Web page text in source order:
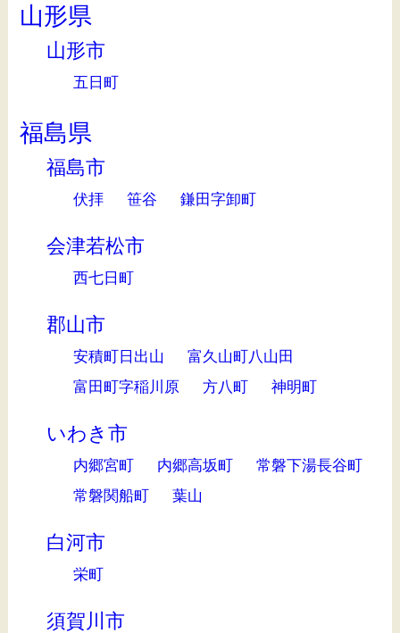
山形県
山形市
五日町
福島県
福島市
伏拝 笹谷 鎌田字卸町
会津若松市
西七日町
郡山市
安積町日出山
富久山町八山田
富田町字稲川原
方八町 神明町
いわき市
内郷宮町 内郷高坂町
常磐下湯長谷町
常磐関船町
葉山
白河市
栄町
須賀川市